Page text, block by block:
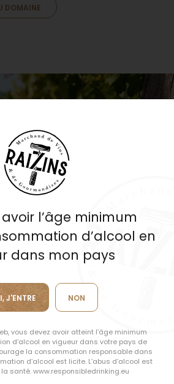
DOMAINE
vin du mois
Apache
DÉCOUVRIR
l’âge minimum
d’alcool en
dans mon pays
J'ENTRE NON
vous devez avoir atteint l’âge minimum
d’alcool en vigueur dans votre pays de
la consommation responsable dans
d’alcool est licite. L’abus d’alcool est
santé. www.responsibledrinking.eu